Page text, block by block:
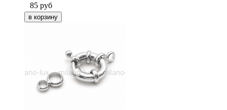
85 руб